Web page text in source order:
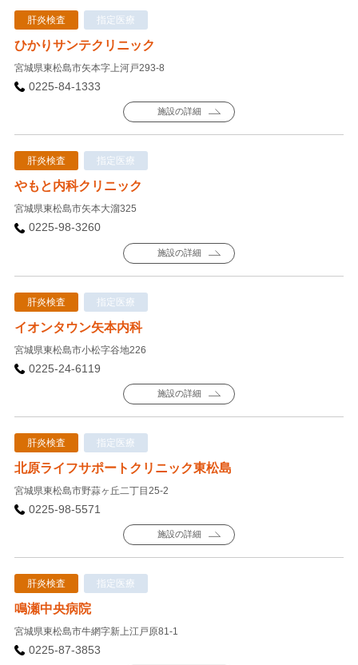
肝炎検査 指定医療
ひかりサンテクリニック
宮城県東松島市矢本字上河戸293-8
0225-84-1333
施設の詳細
肝炎検査 指定医療
やもと内科クリニック
宮城県東松島市矢本大溜325
0225-98-3260
施設の詳細
肝炎検査 指定医療
イオンタウン矢本内科
宮城県東松島市小松字谷地226
0225-24-6119
施設の詳細
肝炎検査 指定医療
北原ライフサポートクリニック東松島
宮城県東松島市野蒜ヶ丘二丁目25-2
0225-98-5571
施設の詳細
肝炎検査 指定医療
鳴瀬中央病院
宮城県東松島市牛網字新上江戸原81-1
0225-87-3853